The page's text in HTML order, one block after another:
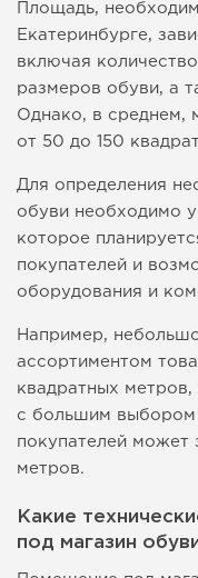
Площадь,
Екатеринбурге,
включая
размеров обуви, а
Однако, в среднем,
от 50 до 150
Для определения
обуви необходимо
которое
покупателей и
оборудования и
Например,
ассортиментом
квадратных
с большим
покупателей может
метров.
Какие
под магазин